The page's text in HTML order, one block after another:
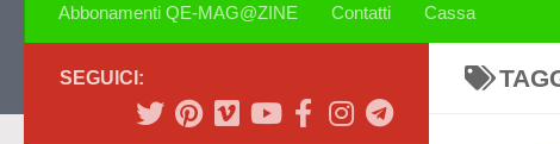
Abbonamenti QE-MAG@ZINE Contatti Cassa
SEGUICI: